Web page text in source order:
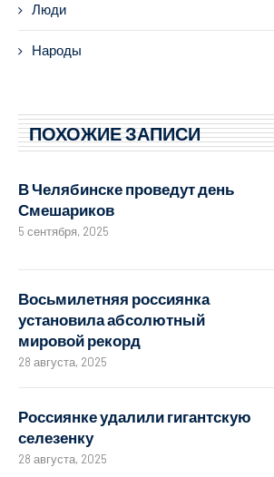
Люди
Народы
ПОХОЖИЕ ЗАПИСИ
В Челябинске проведут день
Смешариков
5 сентября, 2025
Восьмилетняя россиянка
установила абсолютный
мировой рекорд
28 августа, 2025
Россиянке удалили гигантскую
селезенку
28 августа, 2025